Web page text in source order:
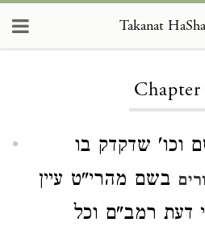
Takanat
וכו' שדקדק בו
בשם מהרי"ט עיין
דעת רמב"ם וכל